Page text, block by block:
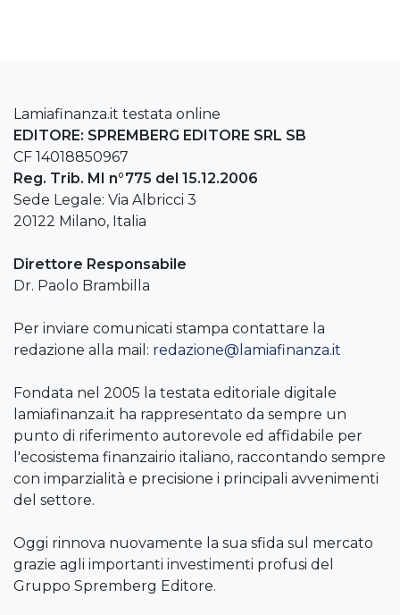
Lamiafinanza.it testata online
EDITORE: SPREMBERG EDITORE SRL SB
CF 14018850967
Reg. Trib. MI n°775 del 15.12.2006
Sede Legale: Via Albricci 3
20122 Milano, Italia
Direttore Responsabile
Dr. Paolo Brambilla
Per inviare comunicati stampa contattare la
redazione alla mail: redazione@lamiafinanza.it
Fondata nel 2005 la testata editoriale digitale
lamiafinanza.it ha rappresentato da sempre un
punto di riferimento autorevole ed affidabile per
l'ecosistema finanzairio italiano, raccontando sempre
con imparzialità e precisione i principali avvenimenti
del settore.
Oggi rinnova nuovamente la sua sfida sul mercato
grazie agli importanti investimenti profusi del
Gruppo Spremberg Editore.